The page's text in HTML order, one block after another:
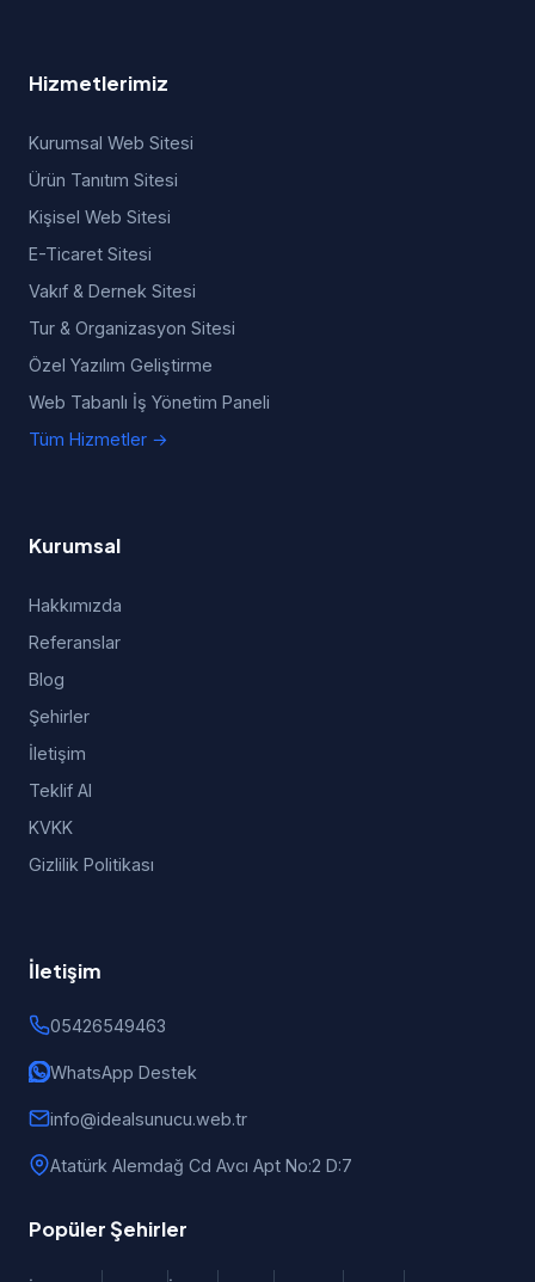
Hizmetlerimiz
Kurumsal Web Sitesi
Ürün Tanıtım Sitesi
Kişisel Web Sitesi
E-Ticaret Sitesi
Vakıf & Dernek Sitesi
Tur & Organizasyon Sitesi
Özel Yazılım Geliştirme
Web Tabanlı İş Yönetim Paneli
Tüm Hizmetler →
Kurumsal
Hakkımızda
Referanslar
Blog
Şehirler
İletişim
Teklif Al
KVKK
Gizlilik Politikası
İletişim
05426549463
WhatsApp Destek
info@idealsunucu.web.tr
Atatürk Alemdağ Cd Avcı Apt No:2 D:7
Popüler Şehirler